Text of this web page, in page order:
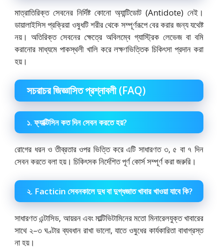
মাত্রাতিরিক্ত সেবনের নির্দিষ্ট কোনো অ্যান্টিডোট (Antidote) নেই।
ডায়ালাইসিস প্রক্রিয়া ওষুধটি শরীর থেকে সম্পূর্ণরূপে বের করার জন্য যথেষ্ট
নয়। অতিরিক্ত সেবনের ক্ষেত্রে অবিলম্বে গ্যাস্ট্রিক লেভেজ বা বমি
করানোর মাধ্যমে পাকস্থলী খালি করে লক্ষণভিত্তিক চিকিৎসা প্রদান করা
হয়।
সচরাচর জিজ্ঞাসিত প্রশ্নাবলী (FAQ)
১.ফ্যাক্টিসিন কত দিন সেবন করতে হয়?
রোগের ধরন ও তীব্রতার ওপর ভিত্তি করে এটি সাধারণত ৩, ৫ বা ৭ দিন
সেবন করতে বলা হয়। চিকিৎসক নির্দেশিত পূর্ণ কোর্স সম্পূর্ণ করা জরুরি।
২. Facticin সেবনকালে দুধ বা দুগ্ধজাত খাবার খাওয়া যাবে কি?
সাধারণত এন্টাসিড, আয়রন এবং মাল্টিভিটামিনের মতো মিনারেলযুক্ত খাবারের
সাথে ২–৩ ঘণ্টার ব্যবধান রাখা ভালো, যাতে ওষুধের কার্যকারিতা বাধাগ্রস্ত
না হয়।